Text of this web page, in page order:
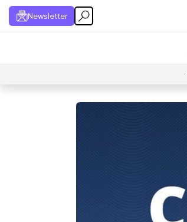
Newsletter